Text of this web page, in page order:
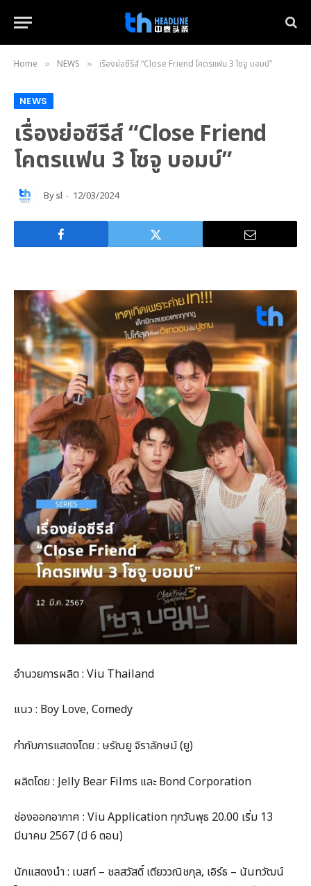
Home » NEWS » เรื่องย่อซีรีส์ “Close Friend โคตรแฟน 3 โซจู บอมบ์”
NEWS
เรื่องย่อซีรีส์ “Close Friend
โคตรแฟน 3 โซจู บอมบ์”
Bysl 12/03/2024
อำนวยการผลิต : Viu Thailand
แนว : Boy Love, Comedy
กำกับการแสดงโดย : ษรัณยู จิราลักษม์ (ยู)
ผลิตโดย : Jelly Bear Films และ Bond Corporation
ช่องออกอากาศ : Viu Application ทุกวันพุธ 20.00 เริ่ม 13
มีนาคม 2567 (มี 6 ตอน)
นักแสดงนำ : เบสท์ – ชลสวัสดิ์ เตียววณิชกุล, เอิร์ธ – นันทวัฒน์